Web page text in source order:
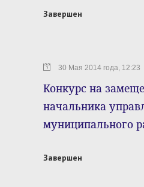
Завершен
30 Мая 2014 года, 12:23
Конкурс на
начальника
муниципального
Завершен